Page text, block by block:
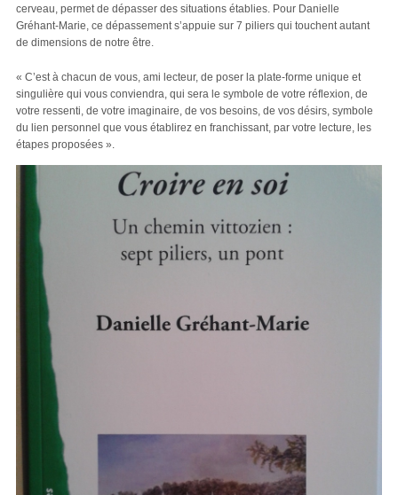
cerveau, permet de dépasser des situations établies. Pour Danielle
Gréhant-Marie, ce dépassement s’appuie sur 7 piliers qui touchent autant
de dimensions de notre être.
« C’est à chacun de vous, ami lecteur, de poser la plate-forme unique et
singulière qui vous conviendra, qui sera le symbole de votre réflexion, de
votre ressenti, de votre imaginaire, de vos besoins, de vos désirs, symbole
du lien personnel que vous établirez en franchissant, par votre lecture, les
étapes proposées ».